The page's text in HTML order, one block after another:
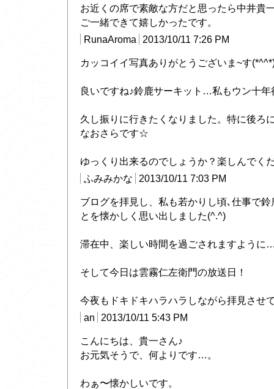
お近くの席で素敵な方だと思ったら中井貴
ご一緒できて嬉しかったです。
RunaAroma
2013/10/11 7:26 PM
カッコイイ写真ありがとうございま~す
良いですね♪鈴鹿サーキット…私もウン十年
久し振りに行きたくなりました。特に後ろ
なおさらです☆
ゆっくり出来るのでしょうか？楽しんでく
ふみみかな
2013/10/11 7:03 PM
ブログを拝見し、私も若かりし頃､仕事で
とを懐かしく思い出しました(^.^)
滞在中、楽しい時間を過ごされますように
そして今日は雲霧仁左衛門の放送日！
今夜もドキドキハラハラしながら拝見させ
an
2013/10/11 5:43 PM
こんにちは、貴一さん♪
お元気そうで、何よりです…。
わぁ〜懐かしいです。